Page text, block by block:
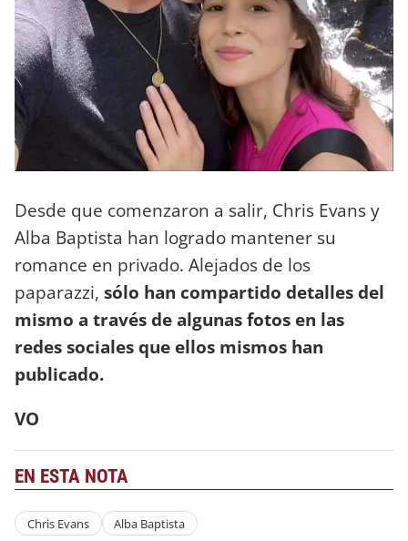
Desde que comenzaron a salir, Chris Evans y
Alba Baptista han logrado mantener su
romance en privado. Alejados de los
paparazzi, sólo han compartido detalles del
mismo a través de algunas fotos en las
redes sociales que ellos mismos han
publicado.
VO
EN ESTA NOTA
Chris Evans Alba Baptista